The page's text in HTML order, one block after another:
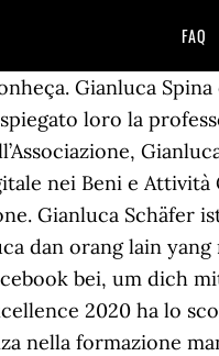
FAQ
Gianluca Spina
loro la
nei Beni e
Gianluca Schäfer
dan orang lain
bei, um dich
2020 ha lo
nella formazione